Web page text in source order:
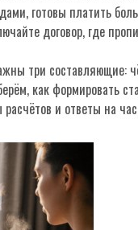
готовы платить
договор, где
три
как формировать
и ответы на